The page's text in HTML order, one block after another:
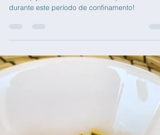
Clínicas Cerro
18 de jan. de 2021
Tarte de legumes com
Uma opção deliciosa e diferente para saborear
durante este período de confinamento!